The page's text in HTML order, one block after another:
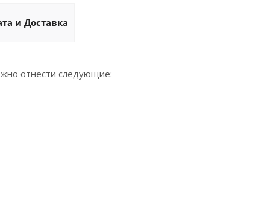
и Доставка
отнести следующие: